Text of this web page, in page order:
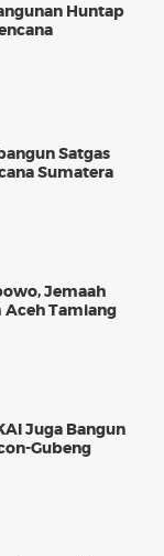
Huntap
Satgas
Sumatera
Jemaah
Aceh Tamiang
Juga Bangun
Gubeng